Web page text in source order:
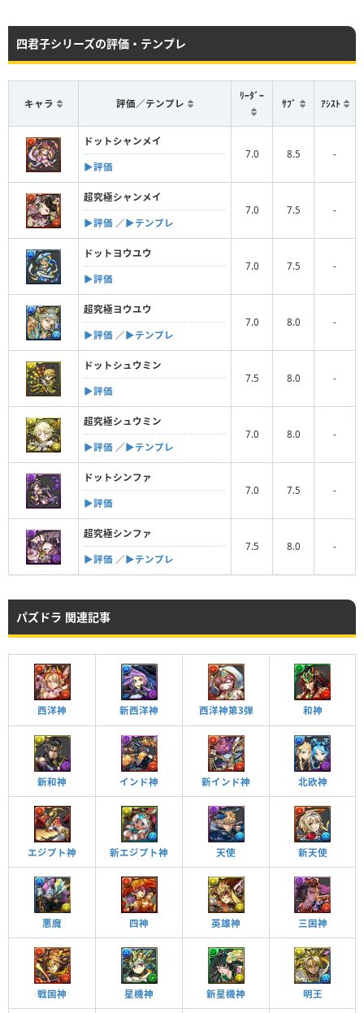
四君子シリーズの評価・テンプレ
キャラ 評価／テンプレ
ﾘｰﾀﾞｰ
ｻﾌﾞ ｱｼｽﾄ
ドットシャンメイ
▶︎評価
7.0 8.5 -
超究極シャンメイ
▶︎評価 ／▶︎テンプレ
7.0 7.5 -
ドットヨウユウ
▶︎評価
7.0 7.5 -
超究極ヨウユウ
▶︎評価 ／▶︎テンプレ
7.0 8.0 -
ドットシュウミン
▶︎評価
7.5 8.0 -
超究極シュウミン
▶︎評価 ／▶︎テンプレ
7.0 8.0 -
ドットシンファ
▶︎評価
7.0 7.5 -
超究極シンファ
▶︎評価 ／▶︎テンプレ
7.5 8.0 -
パズドラ 関連記事
西洋神 新西洋神 西洋神第3弾 和神
新和神 インド神 新インド神 北欧神
エジプト神 新エジプト神 天使 新天使
悪魔 四神 英雄神 三国神
戦国神 星機神 新星機神 明王